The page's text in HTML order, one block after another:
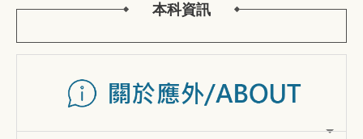
本科資訊